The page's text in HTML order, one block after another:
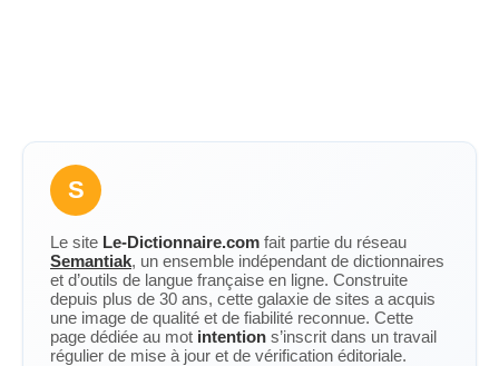
S
Le site Le-Dictionnaire.com fait partie du réseau
Semantiak, un ensemble indépendant de dictionnaires
et d’outils de langue française en ligne. Construite
depuis plus de 30 ans, cette galaxie de sites a acquis
une image de qualité et de fiabilité reconnue. Cette
page dédiée au mot intention s’inscrit dans un travail
régulier de mise à jour et de vérification éditoriale.